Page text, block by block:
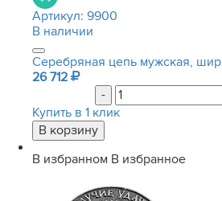
Артикул: 9900
В наличии
Серебряная цепь мужская,
26 712
-
Купить в 1 клик
В избранном В избранное